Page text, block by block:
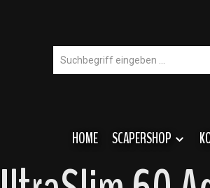
HOME SCAPERSHOP